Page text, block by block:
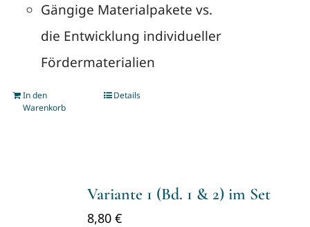
Gängige Materialpakete vs.
die Entwicklung individueller
Fördermaterialien
In den
Warenkorb
Details
Variante 1 (Bd. 1 & 2) im Set
8,80 €